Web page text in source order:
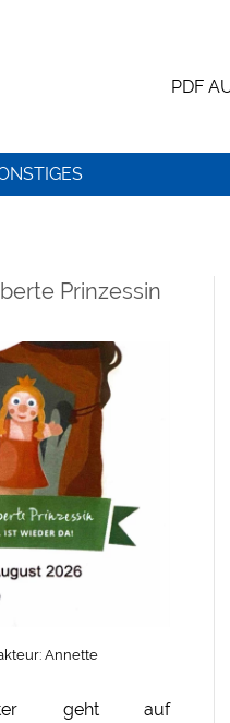
PDF
Prinzessin
Annette
geht auf